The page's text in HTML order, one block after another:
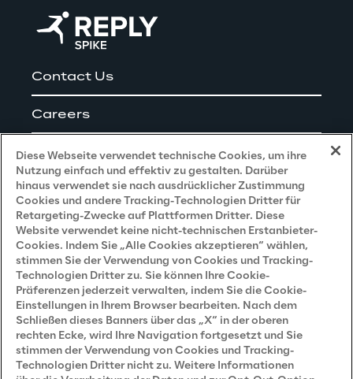
Contact Us
Careers
Impressum
Privacy and Legal
Datenschutz- und Cookie Richtlinie
Datenschutzhinweis(Bewerber)
Datenschutzhinweis (Kunden)
Datenschutzhinweis(Dienstleister)
Datenschutzhinweis(Marketing)
Diese Webseite verwendet technische Cookies, um ihre
Nutzung einfach und effektiv zu gestalten. Darüber
hinaus verwendet sie nach ausdrücklicher Zustimmung
Cookies und andere Tracking-Technologien Dritter für
Retargeting-Zwecke auf Plattformen Dritter. Diese
Website verwendet keine nicht-technischen Erstanbieter-
Cookies. Indem Sie „Alle Cookies akzeptieren“ wählen,
stimmen Sie der Verwendung von Cookies und Tracking-
Technologien Dritter zu. Sie können Ihre Cookie-
Präferenzen jederzeit verwalten, indem Sie die Cookie-
Einstellungen in Ihrem Browser bearbeiten. Nach dem
Schließen dieses Banners über das „X“ in der oberen
rechten Ecke, wird Ihre Navigation fortgesetzt und Sie
stimmen der Verwendung von Cookies und Tracking-
Technologien Dritter nicht zu. Weitere Informationen